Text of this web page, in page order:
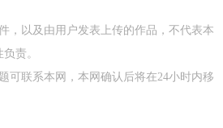
，以及由用户发表上传的作品，不代表本
责。
可联系本网，本网确认后将在24小时内移